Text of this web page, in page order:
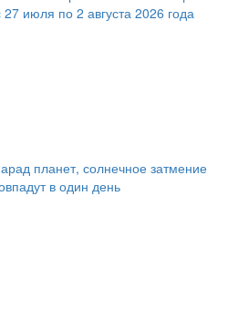
июля по 2 августа 2026 года
планет, солнечное затмение
в один день